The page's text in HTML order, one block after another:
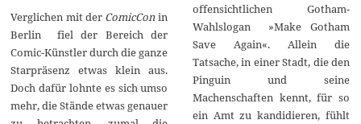
Verglichen mit der ComicConin
Berlin fiel der Bereich der
Comic-Künstler durch die ganze
Starpräsenz etwas klein aus.
Doch dafür lohnte es sich umso
mehr, die Stände etwas genauer
offensichtlichen Gotham-
Wahlslogan »Make Gotham
Save Again«. Allein die
Tatsache, in einer Stadt, die den
Pinguin und seine
Machenschaften kennt, für so
ein Amt zu kandidieren, fühlt